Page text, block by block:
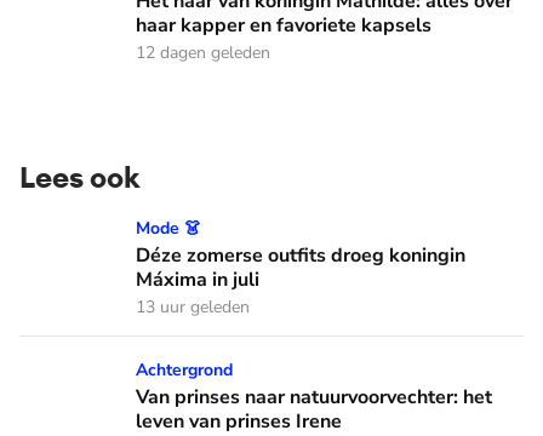
haar kapper en favoriete kapsels
12 dagen geleden
Lees ook
Déze zomerse outfits droeg koningin Máxima in juli
Mode 👗
Déze zomerse outfits droeg koningin
Máxima in juli
13 uur geleden
Van prinses naar natuurvoorvechter: het leven van prinses
Achtergrond
Van prinses naar natuurvoorvechter: het
leven van prinses Irene